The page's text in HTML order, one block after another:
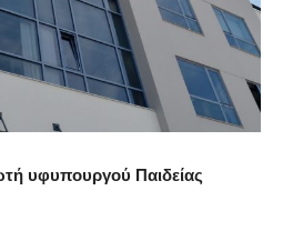
υφυπουργού Παιδείας